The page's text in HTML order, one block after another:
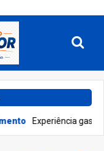
redefine o setor de